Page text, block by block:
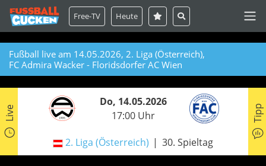
Free-TV Heute
Fußball live am 14.05.2026, 2. Liga (Österreich),
FC Admira Wacker - Floridsdorfer AC Wien
Live
Do, 14.05.2026
17:00 Uhr
2. Liga (Österreich) 30. Spieltag
Tipp